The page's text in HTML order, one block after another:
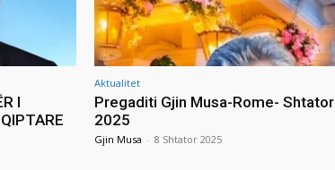
I
Aktualitet
Pregaditi Gjin Musa-Rome- Shtator
2025
Gjin Musa - 8 Shtator 2025